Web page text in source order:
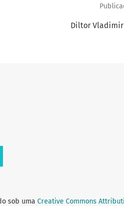
Diltor Vladimir
sob uma Creative Commons